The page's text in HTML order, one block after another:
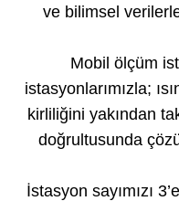
ve bilimsel
Mobil ölçüm
istasyonlarımızla;
kirliliğini yakından
doğrultusunda
İstasyon sayımızı